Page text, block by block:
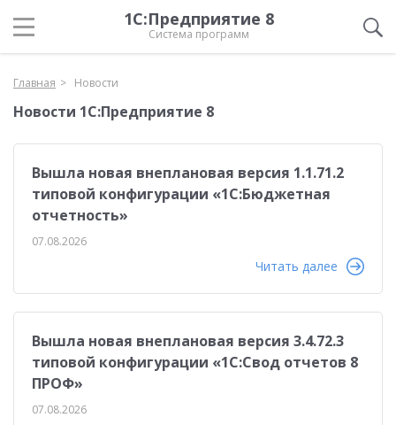
1С:Предприятие 8
Система программ
Главная Новости
Новости 1С:Предприятие 8
Вышла новая внеплановая версия 1.1.71.2
типовой конфигурации «1C:Бюджетная
отчетность»
07.08.2026
Читать далее
Вышла новая внеплановая версия 3.4.72.3
типовой конфигурации «1C:Свод отчетов 8
ПРОФ»
07.08.2026